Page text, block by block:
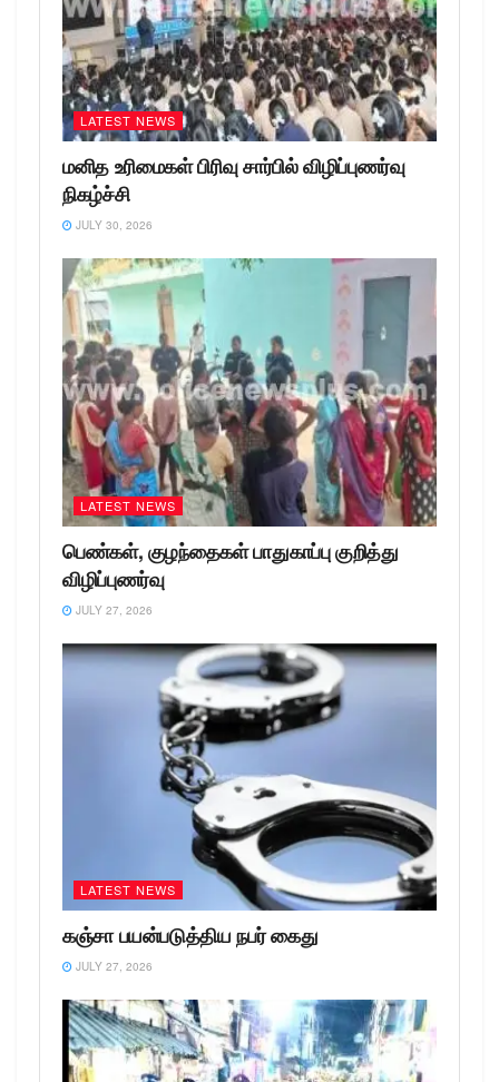
LATEST NEWS
மனித உரிமைகள் பிரிவு சார்பில் விழிப்புணர்வு
நிகழ்ச்சி
JULY 30, 2026
LATEST NEWS
பெண்கள், குழந்தைகள் பாதுகாப்பு குறித்து
விழிப்புணர்வு
JULY 27, 2026
LATEST NEWS
கஞ்சா பயன்படுத்திய நபர் கைது
JULY 27, 2026